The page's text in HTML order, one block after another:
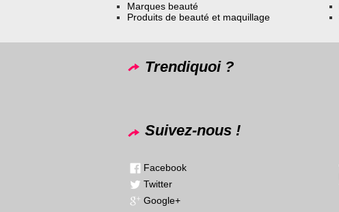
Marques beauté
Produits de beauté et maquillage
Trendiquoi ?
Suivez-nous !
Facebook
Twitter
Google+